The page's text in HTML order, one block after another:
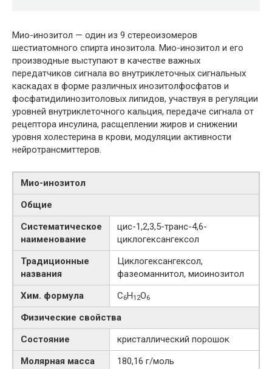
Мио-инозитол — один из 9 стереоизомеров
шестиатомного спирта инозитола. Мио-инозитол и его
производные выступают в качестве важных
передатчиков сигнала во внутриклеточных сигнальных
каскадах в форме различных инозитолфосфатов и
фосфатидилинозитоловых липидов, участвуя в регуляции
уровней внутриклеточного кальция, передаче сигнала от
рецептора инсулина, расщеплении жиров и снижении
уровня холестерина в крови, модуляции активности
нейротрансмиттеров.
Мио-​инозитол
Общие
Систематическое
наименование
цис-​1,2,3,5-​транс-​4,6-​
циклогексангексол
Традиционные
названия
Циклогексангексол,
фазеоманнитол, миоинозитол
Хим. формула
C6H12O6
Физические свойства
Состояние
кристаллический порошок
Молярная масса
180,16 г/моль